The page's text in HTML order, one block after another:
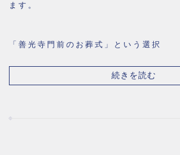
ます。
「善光寺門前のお葬式」という選択
続きを読む